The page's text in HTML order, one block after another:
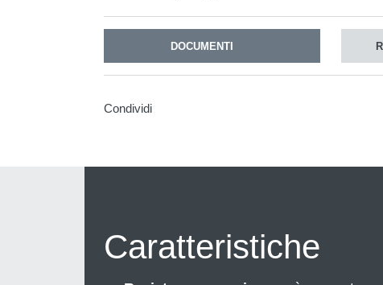
DOCUMENTI
Condividi
Caratteristiche